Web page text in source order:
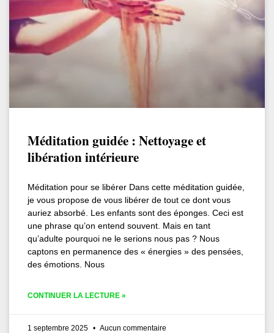
Méditation guidée : Nettoyage et
libération intérieure
Méditation pour se libérer Dans cette méditation guidée,
je vous propose de vous libérer de tout ce dont vous
auriez absorbé. Les enfants sont des éponges. Ceci est
une phrase qu’on entend souvent. Mais en tant
qu’adulte pourquoi ne le serions nous pas ? Nous
captons en permanence des « énergies » des pensées,
des émotions. Nous
CONTINUER LA LECTURE »
1 septembre 2025 Aucun commentaire